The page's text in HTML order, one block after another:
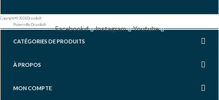
Copyright © 2026 Dracobalt
Powered by Dracobalt
Facebook-f Instagram Youtube
CATÉGORIES DE PRODUITS
À PROPOS
MON COMPTE